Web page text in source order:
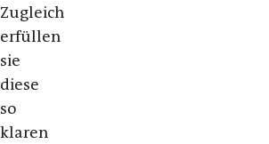
Zugleich
erfüllen
sie
diese
so
klaren